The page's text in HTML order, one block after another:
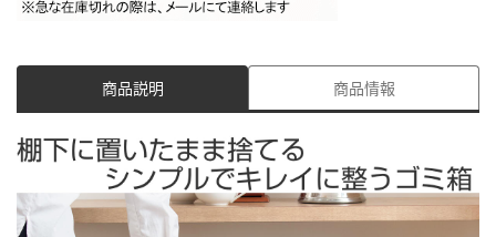
商品説明 商品情報